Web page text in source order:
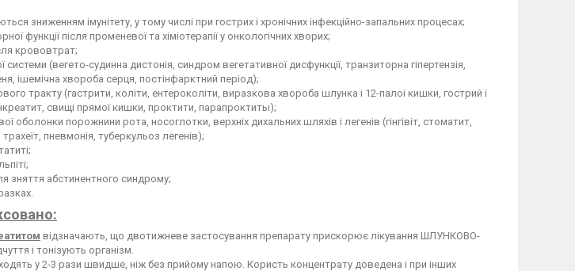
зниженням імунітету, у тому числі при гострих і хронічних інфекційно-запальних процесах;
функції після променевої та хіміотерапії у онкологічних хворих;
крововтрат;
(вегето-судинна дистонія, синдром вегетативної дисфункції, транзиторна гіпертензія,
ішемічна хвороба серця, постінфарктний період);
тракту (гастрити, коліти, ентероколіти, виразкова хвороба шлунка і 12-палої кишки, гострий і
свищі прямої кишки, проктити, парапроктиты);
оболонки порожнини рота, носоглотки, верхніх дихальних шляхів і легенів (гінгівіт, стоматит,
трахеїт, пневмонія, туберкульоз легенів);
зняття абстинентного синдрому;
відзначають, що двотижневе застосування препарату прискорює лікування ШЛУНКОВО-
і тонізують організм.
у 2-3 рази швидше, ніж без прийому напою. Користь концентрату доведена і при інших